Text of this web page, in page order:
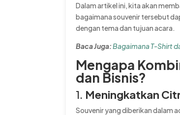
Dalam artikel ini, kita akan
bagaimana souvenir tersebut
dengan tema dan tujuan acara.
Baca Juga:Bagaimana T-Shirt
Mengapa
dan Bisnis?
1. Meningkatkan
Souvenir yang diberikan dalam